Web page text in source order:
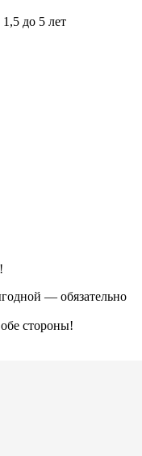
до 5 лет
— обязательно
стороны!